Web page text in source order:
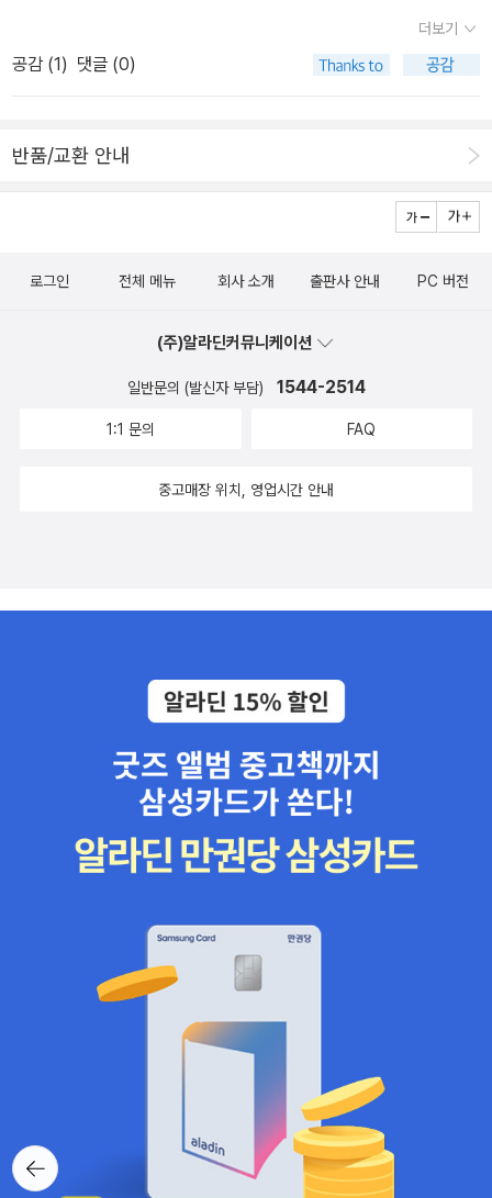
았고 그 때문에 거듭 좌절하기도 했다. 아이들이 커 가면서 서울살이
조선 시대 동성 취락이다. 약 520년 전 형성된 이 마을에는 수많은
조선 시대의 양반 가옥과 초가 160호가 집중되어 있다. 집집이 오랜
이야기를 간직한 양동마을 이웃들과 삶을 함께하고 정을 나누며 비로
의 목소리 같았다고 고백했다. “아무리 양동마을이라도 부엌은 대부
집에 살게 되었어요. 그 앞에 서니까 저절로 어릴 때 부르던 동요가 생
각났어요. “엄마아, 엄마아, 엉덩이가 뜨거워.” 하는 노랫소리가 귓전
었을 뿐인데 신기하게 옛이야기가 하나둘 떠오르기 시작했어요. 그래
작한 시도 쓸 수 있었어요.” _박해정 “예외적 개성의 탄생”이라는 심
빵한 배춧속을/ 홀로 꿈틀거리진 않나/ 열심히 살폈고/ 먹다 남긴 깡
통에서/ 삐죽삐죽 흘러나오나/ 기울여도 보았어./ 그러나 기쁜 소식
은/ 끝끝내 나타나지 않아/ 난 차가워지는 바람을 맞으며/ 어두워진
거리를 쏘다녔지. -「기쁜 소식」 부분
고는 도무지 하나도 모를 만하지 싶어요. 아이뿐 아니라 어른도 이와
이름을 바로 알더라도, 말이나 되를 보고 말이나 되인지 아는 아이는
는 아이는 드물 테고, 쌀 한 섬이 몇 킬로그램쯤 되는가를 아는 아이는
거의 없을 만하지 싶어요. 어쩌면 요즈음 어른들부터 잘 모를 수 있겠
지요. 집이나 마을이 아닌 박물관에서만 이런 살림살이를 만나는 삶
이 되었다고 할 만해요.거미집 생기고쥐가 들락거리고마당에 풀이 무
가고우리들 웃음소리 들어갔더니집이 기운 차렸어. (즐거운 집) 동시
각해 보며, 서울을 되새겨 봅니다. 우리는 어느 별에, 어느 나라에, 어
느 마을에, 어느 집에 살까요? 우리는 무엇을 하는 집에 마을에 나라
에 별에 살까요? 우리가 사는 이 별·나라·마을·집은 어떤 꿈이나 사랑
사나요? 아이들 웃음소리가 사라진 마을에서 사나요? 학교는 아이들
어른 스스로 어떤 마음이 되어 아이를 마주하느냐고 묻습니다. 어른
스스로 어떤 생각을 지으면서 아이한테 어떤 삶을 가르치려 하느냐고
묻습니다. 서울이라는 고장은 언제쯤 제비가 다시 찾아갈 만할까요?
서울 아이나 서울 어른은 사진이나 그림이 아닌 처마 밑 제비를 언제
쯤 다시 만날 수 있을까요? 개미가 씨앗을 물어다 나르면서 퍼지는
제비꽃을 서울이나 부산 같은 커다란 고장에서는 언제쯤 새롭게 만날
만할까요? 아이를 돌보거나 가르치기만 하는 어른이 아니라, 아이하
수 있기를 빌어요. 어른은 아이한테서 배우고, 아이는 어른한테서 배
우며, 서로 사이좋게 웃음짓고 노래하는 별·나라·마을·집이 되면 좋겠
어요. 봄꽃 여름꽃 가을꽃 겨울꽃이 철마다 흐드러지면서 기쁨을 누
리는 지구별이 되고, 작은 마을이 되며, 사랑스러운 보금자리가 되기
를 바라요. 2017.7.2.해.ㅅㄴㄹ(숲노래/최종규 . 어린이문학 비평/동
를 쓴다는 김익진 님이라는데, 글만 쓰는 시인이 쓰는 시하고 결이 퍽
다르다. 이공계 공부를 하는 길에 꿈을 짓는 이야기를 시로 쓰는 대목
이 제법 잘 어울리는구나 싶다. 박해정 동시집 《넌 어느 지구에 사
빗소리와 함께 마저 읽는데, 살짝 오락가락하는구나 싶은 느낌을 지
동시집 탓이리라. 제주말로 수수하게 읊는 동시집 《할망에 우엉팟듸
나 그려도 시골스러운 말씨가 없이 도시스러운 말씨로 범벅을 할 적
말재주가 있을는지 몰라도, 톡톡 터지는 벼꽃이나 밀꽃 같은 수더분
한 손길은 적구나 싶다. 조금 더 가다듬으면서, 조금 더 시골스럽게 마
더보기
공감 (1) 댓글 (0)
반품/교환 안내
뒤로가
기
로그인 전체 메뉴 회사 소개 출판사 안내 PC 버전
(주)알라딘커뮤니케이션
일반문의 (발신자 부담) 1544-2514
1:1 문의 FAQ
중고매장 위치, 영업시간 안내